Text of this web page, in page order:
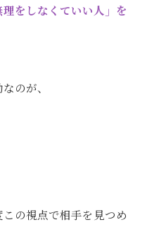
理をしなくていい人」を
のが、
の視点で相手を見つめ